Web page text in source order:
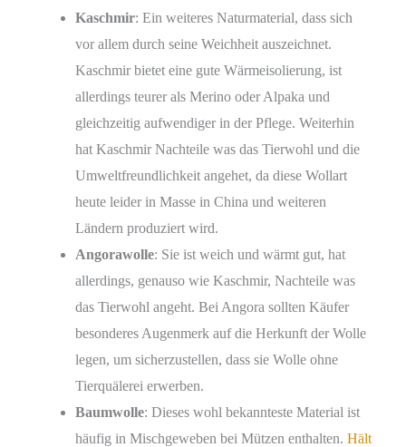
Kaschmir: Ein weiteres Naturmaterial, dass sich
vor allem durch seine Weichheit auszeichnet.
Kaschmir bietet eine gute Wärmeisolierung, ist
allerdings teurer als Merino oder Alpaka und
gleichzeitig aufwendiger in der Pflege. Weiterhin
hat Kaschmir Nachteile was das Tierwohl und die
Umweltfreundlichkeit angehet, da diese Wollart
heute leider in Masse in China und weiteren
Ländern produziert wird.
Angorawolle: Sie ist weich und wärmt gut, hat
allerdings, genauso wie Kaschmir, Nachteile was
das Tierwohl angeht. Bei Angora sollten Käufer
besonderes Augenmerk auf die Herkunft der Wolle
legen, um sicherzustellen, dass sie Wolle ohne
Tierquälerei erwerben.
Baumwolle: Dieses wohl bekannteste Material ist
häufig in Mischgeweben bei Mützen enthalten. Hält